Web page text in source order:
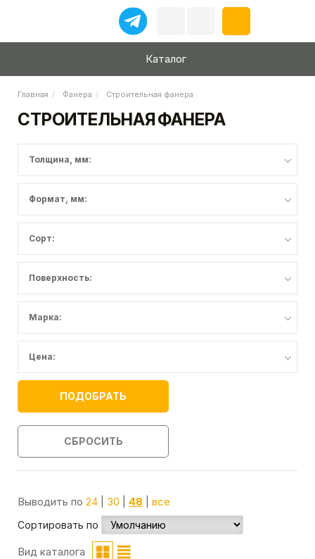
Каталог
Главная Фанера Строительная фанера
СТРОИТЕЛЬНАЯ ФАНЕРА
Толщина, мм:
Формат, мм:
Сорт:
Поверхность:
Марка:
Цена:
ПОДОБРАТЬ
СБРОСИТЬ
Выводить по 24 30 48 все
Сортировать по
Вид каталога